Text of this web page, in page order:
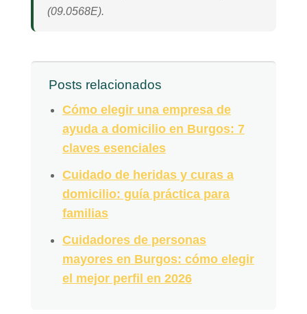
(09.0568E).
Posts relacionados
Cómo elegir una empresa de
ayuda a domicilio en Burgos: 7
claves esenciales
Cuidado de heridas y curas a
domicilio: guía práctica para
familias
Cuidadores de personas
mayores en Burgos: cómo elegir
el mejor perfil en 2026